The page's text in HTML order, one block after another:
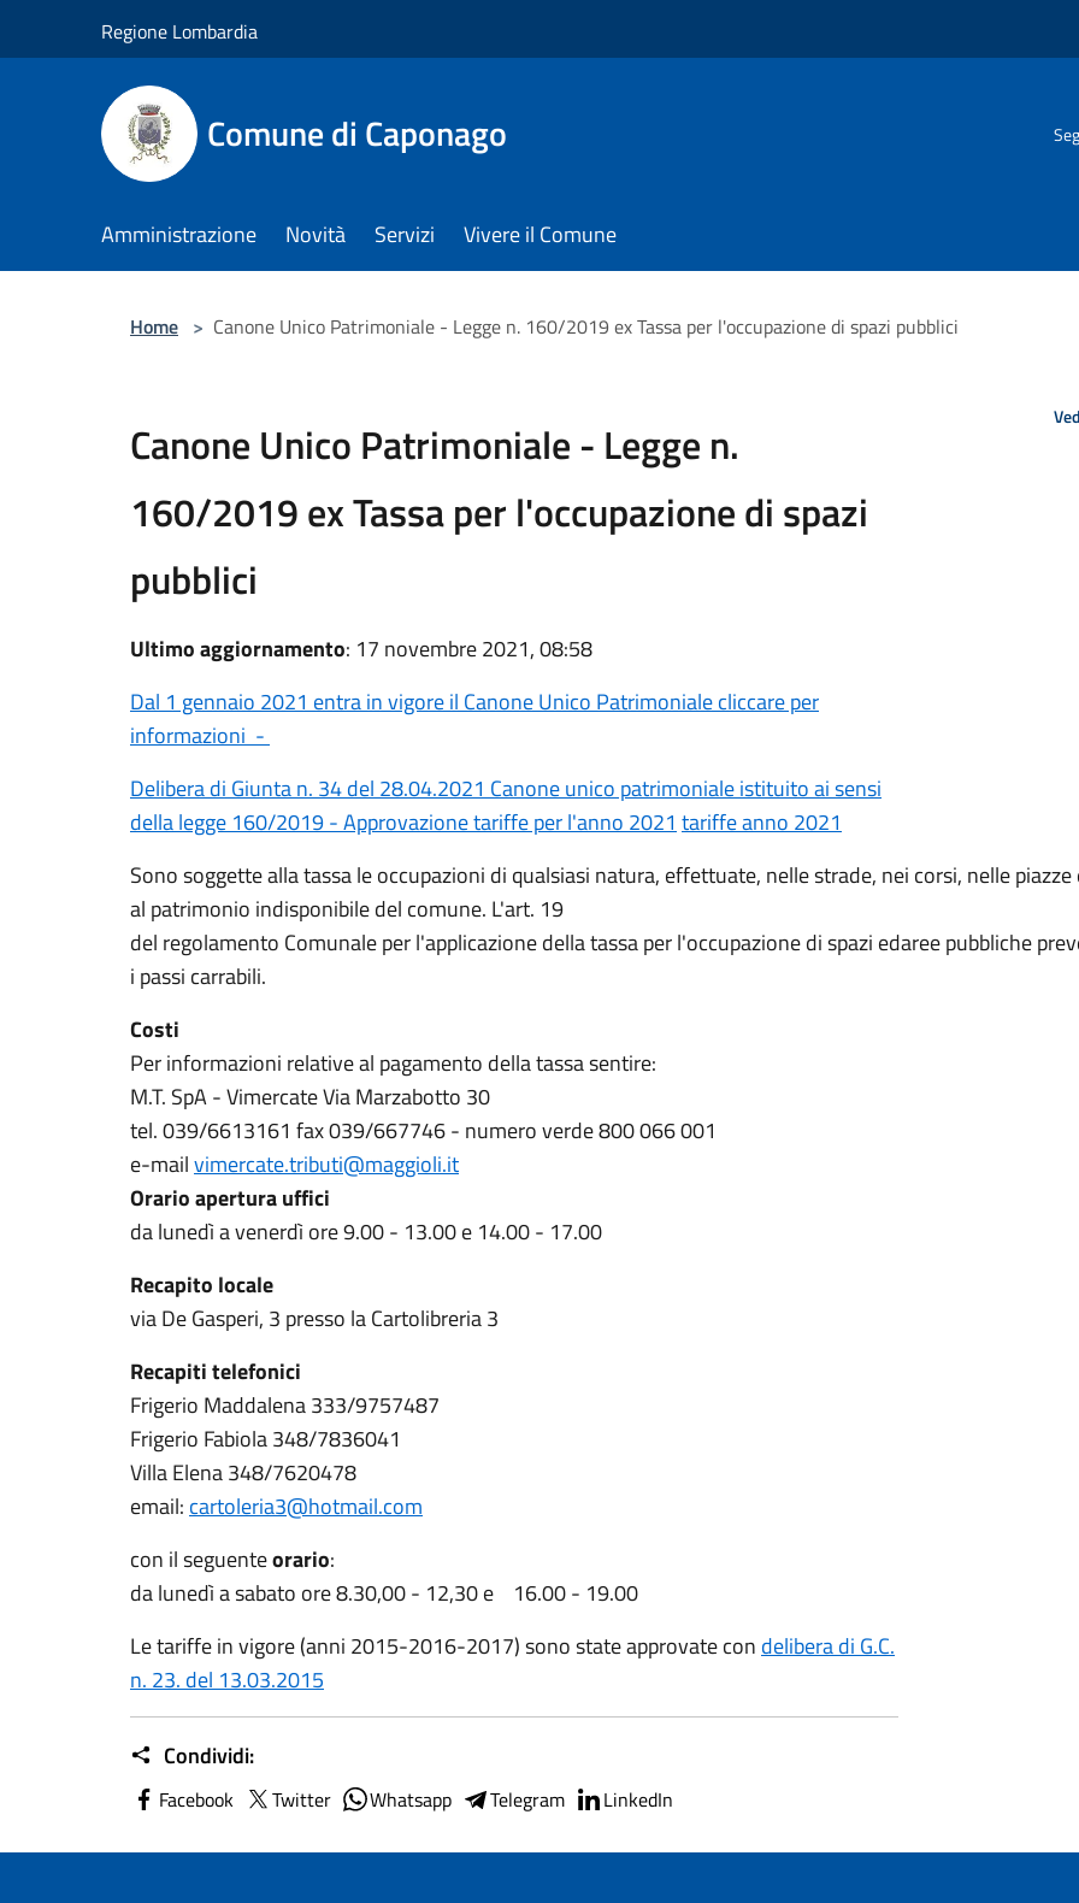
Regione Lombardia
Comune di Caponago
Amministrazione Novità Servizi Vivere il Comune
Home > Canone Unico Patrimoniale - Legge n. 160/2019 ex Tassa per l'occupazione di spazi pubblici
Canone Unico Patrimoniale - Legge n.
160/2019 ex Tassa per l'occupazione di spazi
pubblici
Ultimo aggiornamento: 17 novembre 2021, 08:58
Dal 1 gennaio 2021 entra in vigore il Canone Unico Patrimoniale cliccare per
informazioni -
Delibera di Giunta n. 34 del 28.04.2021 Canone unico patrimoniale istituito ai sensi
della legge 160/2019 - Approvazione tariffe per l'anno 2021 tariffe anno 2021
Sono soggette alla tassa le occupazioni di qualsiasi natura, effettuate, nelle strade, nei corsi, nelle
al patrimonio indisponibile del comune. L'art. 19
del regolamento Comunale per l'applicazione della tassa per l'occupazione di spazi edaree pubbliche
i passi carrabili.
Costi
Per informazioni relative al pagamento della tassa sentire:
M.T. SpA - Vimercate Via Marzabotto 30
tel. 039/6613161 fax 039/667746 - numero verde 800 066 001
e-mailvimercate.tributi@maggioli.it
Orario apertura uffici
da lunedì a venerdì ore 9.00 - 13.00 e 14.00 - 17.00
Recapito locale
via De Gasperi, 3 presso la Cartolibreria 3
Recapiti telefonici
Frigerio Maddalena 333/9757487
Frigerio Fabiola 348/7836041
Villa Elena 348/7620478
email: cartoleria3@hotmail.com
con il seguenteorario:
da lunedì a sabato ore 8.30,00 - 12,30 e 16.00 - 19.00
Le tariffe in vigore (anni 2015-2016-2017) sono state approvate con delibera di G.C.
n. 23. del 13.03.2015
Condividi:
Facebook Twitter Whatsapp Telegram LinkedIn